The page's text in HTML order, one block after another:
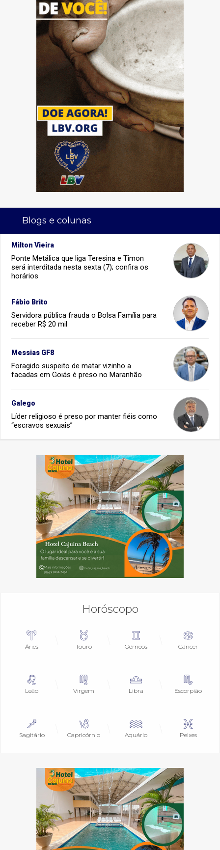
Blogs e colunas
Milton Vieira
Ponte Metálica que liga Teresina e Timon
será interditada nesta sexta (7); confira os
horários
Fábio Brito
Servidora pública frauda o Bolsa Família para
receber R$ 20 mil
Messias GF8
Foragido suspeito de matar vizinho a
facadas em Goiás é preso no Maranhão
Galego
Líder religioso é preso por manter fiéis como
“escravos sexuais”
Horóscopo
Áries Touro Gêmeos Câncer
Leão Virgem Libra Escorpião
Sagitário Capricórnio Aquário Peixes